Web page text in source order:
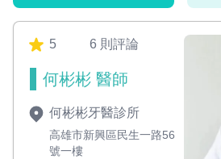
5 6 則評論
何彬彬 醫師
何彬彬牙醫診所
高雄市新興區民生一路56
號一樓